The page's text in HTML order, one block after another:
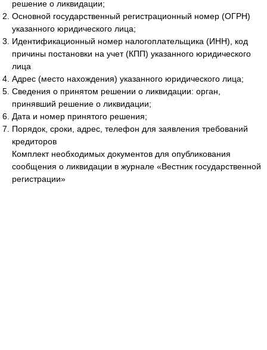
решение о ликвидации;
Основной государственный регистрационный номер (ОГРН)
указанного юридического лица;
Идентификационный номер налогоплательщика (ИНН), код
причины постановки на учет (КПП) указанного юридического
лица
Адрес (место нахождения) указанного юридического лица;
Сведения о принятом решении о ликвидации: орган,
принявший решение о ликвидации;
Дата и номер принятого решения;
Порядок, сроки, адрес, телефон для заявления требований
кредиторов
Комплект необходимых документов для опубликования
сообщения о ликвидации в журнале «Вестник государственной
регистрации»